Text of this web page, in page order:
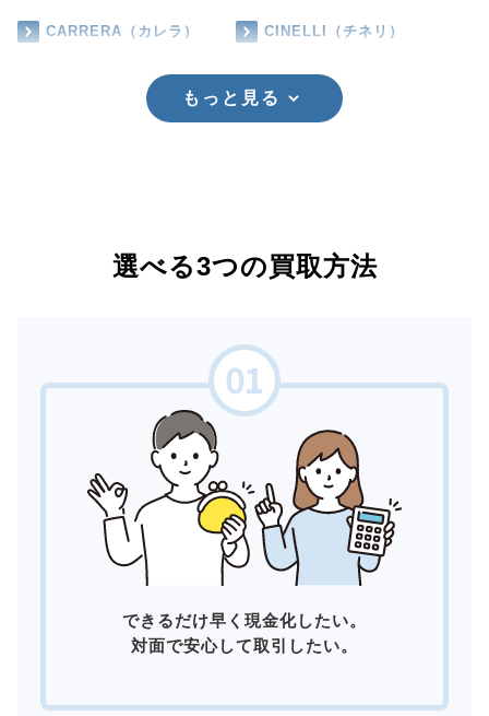
CARRERA（カレラ） CINELLI（チネリ）
もっと見る
選べる3つの買取方法
できるだけ早く現金化したい。
対面で安心して取引したい。